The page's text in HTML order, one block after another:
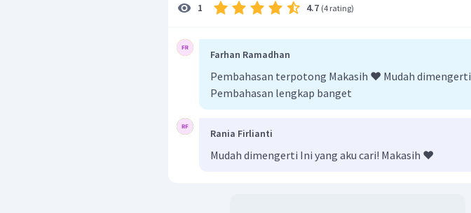
Jadi, jawaban yang benar adalah B.
1 4.7 (4 rating)
Farhan Ramadhan
Pembahasan terpotong Makasih ❤️ Mudah dimengerti
Pembahasan lengkap banget
Rania Firlianti
Mudah dimengerti Ini yang aku cari! Makasih ❤️